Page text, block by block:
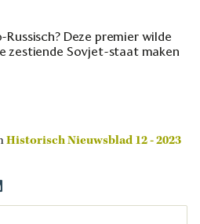
Russisch? Deze premier wilde
zestiende Sovjet-staat maken
Historisch Nieuwsblad 12 - 2023